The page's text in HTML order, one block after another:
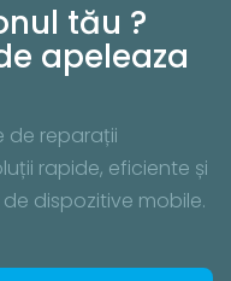
tău ?
apeleaza
de reparații
rapide, eficiente și
dispozitive mobile.